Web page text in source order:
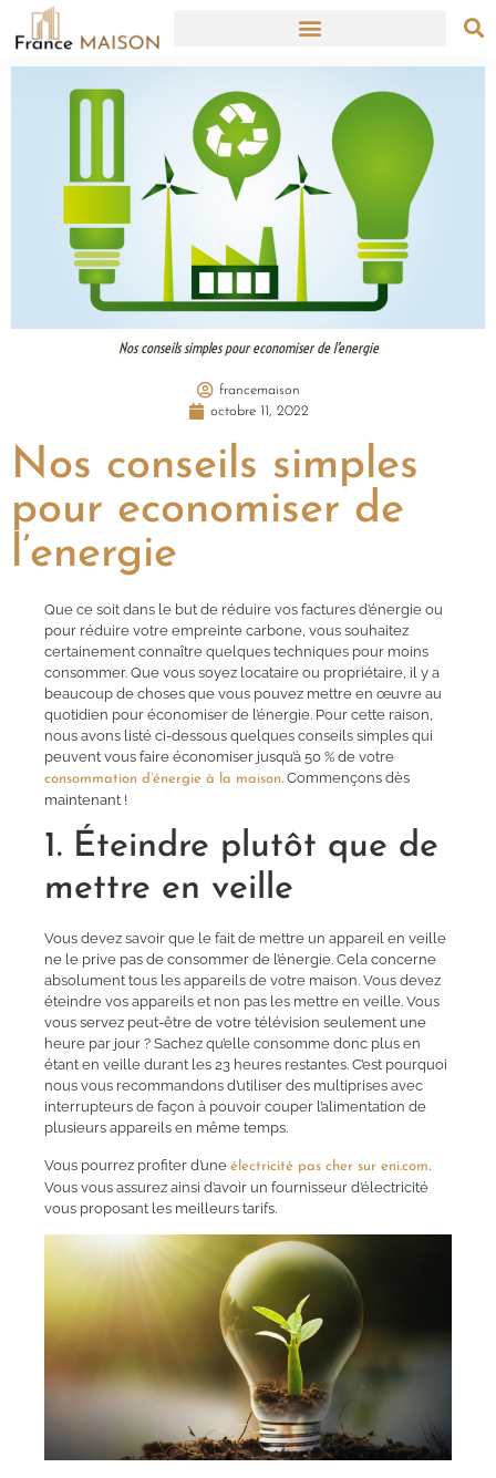
Nos conseils simples pour economiser de l’energie
francemaison
octobre 11, 2022
Nos conseils simples
pour economiser de
l’energie
Que ce soit dans le but de réduire vos factures d’énergie ou
pour réduire votre empreinte carbone, vous souhaitez
certainement connaître quelques techniques pour moins
consommer. Que vous soyez locataire ou propriétaire, il y a
beaucoup de choses que vous pouvez mettre en œuvre au
quotidien pour économiser de l’énergie. Pour cette raison,
nous avons listé ci-dessous quelques conseils simples qui
peuvent vous faire économiser jusqu’à 50 % de votre
consommation d’énergie à la maison. Commençons dès
maintenant !
1. Éteindre plutôt que de
mettre en veille
Vous devez savoir que le fait de mettre un appareil en veille
ne le prive pas de consommer de l’énergie. Cela concerne
absolument tous les appareils de votre maison. Vous devez
éteindre vos appareils et non pas les mettre en veille. Vous
vous servez peut-être de votre télévision seulement une
heure par jour ? Sachez qu’elle consomme donc plus en
étant en veille durant les 23 heures restantes. C’est pourquoi
nous vous recommandons d’utiliser des multiprises avec
interrupteurs de façon à pouvoir couper l’alimentation de
plusieurs appareils en même temps.
Vous pourrez profiter d’une électricité pas cher sur eni.com.
Vous vous assurez ainsi d’avoir un fournisseur d’électricité
vous proposant les meilleurs tarifs.